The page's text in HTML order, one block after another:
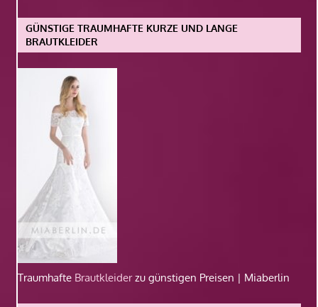
GÜNSTIGE TRAUMHAFTE KURZE UND LANGE
BRAUTKLEIDER
Traumhafte Brautkleiderzu günstigen Preisen | Miaberlin